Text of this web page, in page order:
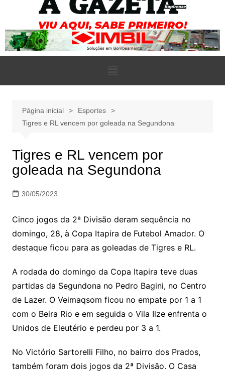
Página inicial
Esportes
Tigres e RL vencem por goleada na Segundona
Tigres e RL vencem por
goleada na Segundona
30/05/2023
Cinco jogos da 2ª Divisão deram sequência no
domingo, 28, à Copa Itapira de Futebol Amador. O
destaque ficou para as goleadas de Tigres e RL.
A rodada do domingo da Copa Itapira teve duas
partidas da Segundona no Pedro Bagini, no Centro
de Lazer. O Veimaqsom ficou no empate por 1 a 1
com o Beira Rio e em seguida o Vila Ilze enfrenta o
Unidos de Eleutério e perdeu por 3 a 1.
No Victório Sartorelli Filho, no bairro dos Prados,
também foram dois jogos da 2ª Divisão. O Casa